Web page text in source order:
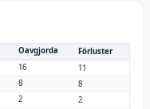
Oavgjorda
Förluster
16
11
8
8
2
2